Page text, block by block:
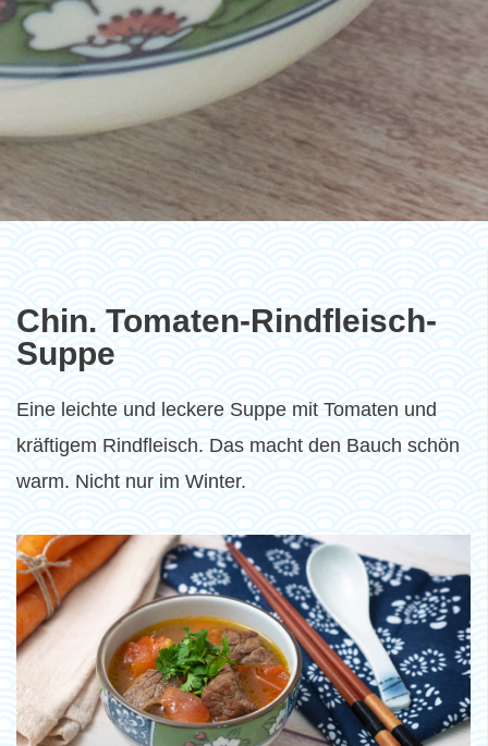
Chin. Tomaten-Rindfleisch-
Suppe
Eine leichte und leckere Suppe mit Tomaten und
kräftigem Rindfleisch. Das macht den Bauch schön
warm. Nicht nur im Winter.